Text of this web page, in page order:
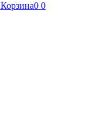
Корзина0 0